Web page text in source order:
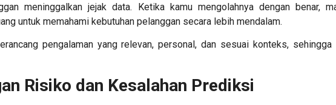
meninggalkan jejak data. Ketika kamu mengolahnya dengan benar,
untuk memahami kebutuhan pelanggan secara lebih mendalam.
pengalaman yang relevan, personal, dan sesuai konteks, sehingga
Risiko dan Kesalahan Prediksi